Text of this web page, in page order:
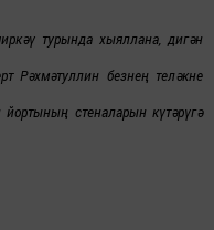
турында хыяллана, дигән
Рәхмәтуллин безнең теләкне
стеналарын күтәрүгә